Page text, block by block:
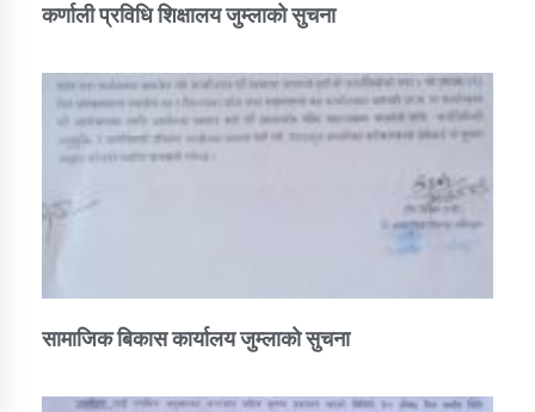
तातोपानी गाउँपालिका जुम्लाको सूचना
कर्णाली प्रविधि शिक्षालय जुम्लाको सुचना
सामाजिक बिकास कार्यालय जुम्लाकाे सुचना